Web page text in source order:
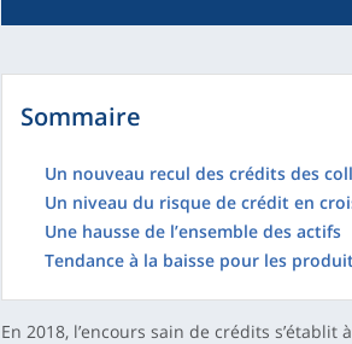
Sommaire
Un nouveau recul des crédits des
Un niveau du risque de crédit en
Une hausse de l’ensemble des actifs
Tendance à la baisse pour les
En 2018, l’encours sain de crédits